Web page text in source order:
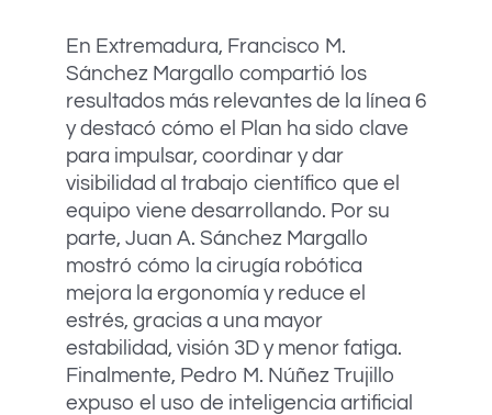
En Extremadura, Francisco M.
Sánchez Margallo compartió los
resultados más relevantes de la línea 6
y destacó cómo el Plan ha sido clave
para impulsar, coordinar y dar
visibilidad al trabajo científico que el
equipo viene desarrollando. Por su
parte, Juan A. Sánchez Margallo
mostró cómo la cirugía robótica
mejora la ergonomía y reduce el
estrés, gracias a una mayor
estabilidad, visión 3D y menor fatiga.
Finalmente, Pedro M. Núñez Trujillo
expuso el uso de inteligencia artificial